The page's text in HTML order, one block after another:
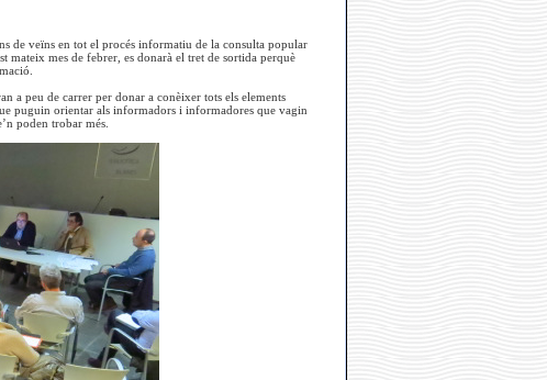
de veïns en tot el procés informatiu de la consulta popular
mateix mes de febrer, es donarà el tret de sortida perquè
a peu de carrer per donar a conèixer tots els elements
puguin orientar als informadors i informadores que vagin
poden trobar més.